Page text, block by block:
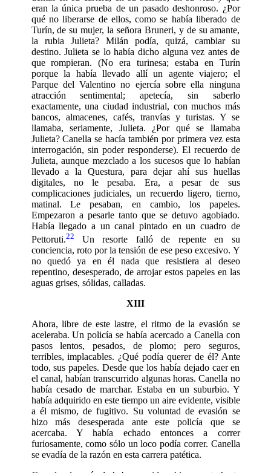
eran la única prueba de un pasado deshonroso. ¿Por
qué no liberarse de ellos, como se había liberado de
Turín, de su mujer, la señora Bruneri, y de su amante,
la rubia Julieta? Milán podía, quizá, cambiar su
destino. Julieta se lo había dicho alguna vez antes de
que rompieran. (No era turinesa; estaba en Turín
porque la había llevado allí un agente viajero; el
Parque del Valentino no ejercía sobre ella ninguna
atracción sentimental; apetecía, sin saberlo
exactamente, una ciudad industrial, con muchos más
bancos, almacenes, cafés, tranvías y turistas. Y se
llamaba, seriamente, Julieta. ¿Por qué se llamaba
Julieta? Canella se hacía también por primera vez esta
interrogación, sin poder responderse). El recuerdo de
Julieta, aunque mezclado a los sucesos que lo habían
llevado a la Questura, para dejar ahí sus huellas
digitales, no le pesaba. Era, a pesar de sus
complicaciones judiciales, un recuerdo ligero, tierno,
matinal. Le pesaban, en cambio, los papeles.
Empezaron a pesarle tanto que se detuvo agobiado.
Había llegado a un canal pintado en un cuadro de
Pettoruti.22
Un resorte falló de repente en su
conciencia, roto por la tensión de ese peso excesivo. Y
no quedó ya en él nada que resistiera al deseo
repentino, desesperado, de arrojar estos papeles en las
aguas grises, sólidas, calladas.
XIII
Ahora, libre de este lastre, el ritmo de la evasión se
aceleraba. Un policía se ha­bía acercado a Canella con
pasos lentos, pesados, de plomo; pero seguros,
terribles, implacables. ¿Qué podía querer de él? Ante
todo, sus papeles. Desde que los había dejado caer en
el canal, habían transcurrido algunas horas. Canella no
ha­bía cesado de marchar. Estaba en un suburbio. Y
había adquirido en este tiempo un aire evidente, visible
a él mismo, de fugitivo. Su voluntad de evasión se
hizo más desesperada ante este policía que se
acercaba. Y había echado entonces a correr
furiosamente, como sólo un loco podía correr. Canella
se evadía de la razón en esta carrera patética.